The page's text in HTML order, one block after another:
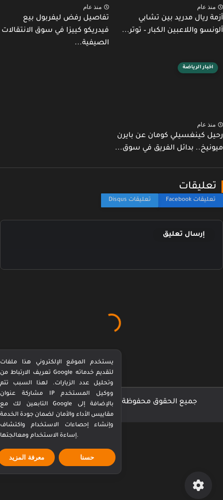
عام
ريال مدريد بين تشابي
واللاعبين الكبار – توتر...
منذ عام
تفاصيل رفض ليفربول بيع
فيدريكو كييزا في سوق الانتقالات
الصيفية...
اخبار الرياضة
عام
كينغسيلي كومان عن بايرن
بدائل الفريق في سوق...
إرسال تعليق
جميع الحقوق محفوظة © كورة بيرفكت Perfect Kora
يستخدم الموقع الإلكتروني هذا ملفات
تعريف الارتباط من Google لتقديم خدماته
وتحليل عدد الزيارات. لهذا السبب تتم
مشاركة عنوان IP ووكيل المستخدم
التابعين لك مع Google بالإضافة إلى
مقاييس الأداء والأمان لضمان جودة الخدمة
وإنشاء إحصاءات الاستخدام واكتشاف
معرفة المزيد حسنا